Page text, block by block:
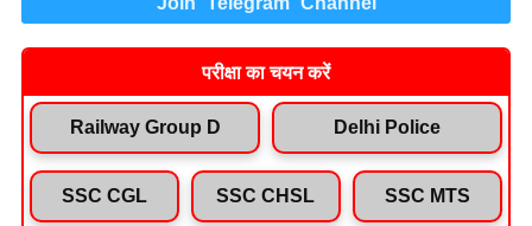
परीक्षा का चयन करें
Railway Group D Delhi Police
SSC CGL SSC CHSL SSC MTS